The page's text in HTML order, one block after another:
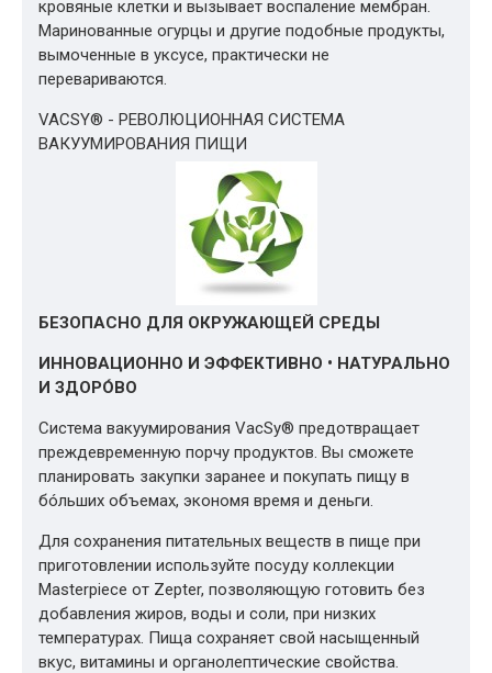
кровяные клетки и вызывает воспаление мембран.
Маринованные огурцы и другие подобные продукты,
вымоченные в уксусе, практически не
перевариваются.
VACSY® - РЕВОЛЮЦИОННАЯ СИСТЕМА
ВАКУУМИРОВАНИЯ ПИЩИ
БЕЗОПАСНО ДЛЯ ОКРУЖАЮЩЕЙ СРЕДЫ
ИННОВАЦИОННО И ЭФФЕКТИВНО • НАТУРАЛЬНО
И ЗДОРÓВО
Система вакуумирования VacSy® предотвращает
преждевременную порчу продуктов. Вы сможете
планировать закупки заранее и покупать пищу в
бóльших объемах, экономя время и деньги.
Для сохранения питательных веществ в пище при
приготовлении используйте посуду коллекции
Masterpiece от Zepter, позволяющую готовить без
добавления жиров, воды и соли, при низких
температурах. Пища сохраняет свой насыщенный
вкус, витамины и органолептические свойства.